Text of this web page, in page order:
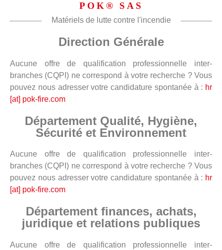
POK® SAS
Matériels de lutte contre l'incendie
Direction Générale
Aucune offre de qualification professionnelle inter-
branches (CQPI) ne correspond à votre recherche ? Vous
pouvez nous adresser votre candidature spontanée à : hr
[at] pok-fire.com
Département Qualité, Hygiène,
Sécurité et Environnement
Aucune offre de qualification professionnelle inter-
branches (CQPI) ne correspond à votre recherche ? Vous
pouvez nous adresser votre candidature spontanée à : hr
[at] pok-fire.com
Département finances, achats,
juridique et relations publiques
Aucune offre de qualification professionnelle inter-